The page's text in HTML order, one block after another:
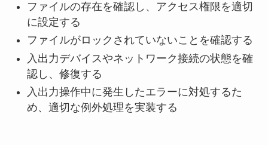
ファイルの存在を確認し、アクセス権限を適切
に設定する
ファイルがロックされていないことを確認する
入出力デバイスやネットワーク接続の状態を確
認し、修復する
入出力操作中に発生したエラーに対処するた
め、適切な例外処理を実装する